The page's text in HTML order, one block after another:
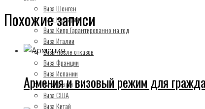
Виза Шенген
Виза Болгарии
Виза Кипр Гарантированно на год
Виза Италии
Визы после отказов
Виза Франции
Виза Испании
Виза Греции
Виза США
Виза Китай
Похожие записи
Армения и визовый режим для